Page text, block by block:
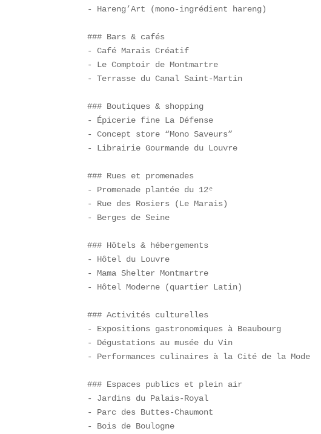
- Hareng’Art (mono-ingrédient hareng)
### Bars & cafés
- Café Marais Créatif
- Le Comptoir de Montmartre
- Terrasse du Canal Saint-Martin
### Boutiques & shopping
- Épicerie fine La Défense
- Concept store “Mono Saveurs”
- Librairie Gourmande du Louvre
### Rues et promenades
- Promenade plantée du 12ᵉ
- Rue des Rosiers (Le Marais)
- Berges de Seine
### Hôtels & hébergements
- Hôtel du Louvre
- Mama Shelter Montmartre
- Hôtel Moderne (quartier Latin)
### Activités culturelles
- Expositions gastronomiques à Beaubourg
- Dégustations au musée du Vin
- Performances culinaires à la Cité de la Mode
### Espaces publics et plein air
- Jardins du Palais-Royal
- Parc des Buttes-Chaumont
- Bois de Boulogne